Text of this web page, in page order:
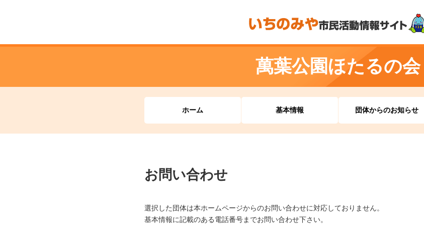
萬葉公園ほたるの会
ホーム 基本情報 団体からのお知らせ
お問い合わせ
選択した団体は本ホームページからのお問い合わせに対応しておりません。
基本情報に記載のある電話番号までお問い合わせ下さい。